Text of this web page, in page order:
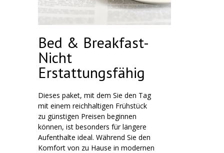
Bed & Breakfast-
Nicht
Erstattungsfähig
Dieses paket, mit dem Sie den Tag
mit einem reichhaltigen Frühstück
zu günstigen Preisen beginnen
können, ist besonders für längere
Aufenthalte ideal. Während Sie den
Komfort von zu Hause in modernen